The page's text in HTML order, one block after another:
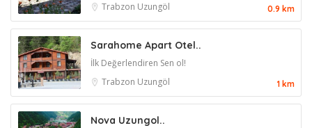
Trabzon Uzungöl 0.9 km
Sarahome Apart Otel..
İlk Değerlendiren Sen ol!
Trabzon Uzungöl 1 km
Nova Uzungol..